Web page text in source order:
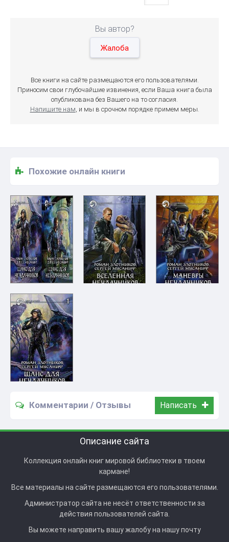
Вы автор?
Жалоба
Все книги на сайте размещаются его пользователями.
Приносим свои глубочайшие извинения, если Ваша книга была
опубликована без Вашего на то согласия.
Напишите нам, и мы в срочном порядке примем меры.
Похожие онлайн книги
Комментарии / Отзывы Написать
Описание сайта
Коллекция онлайн книг мировой библиотеки в твоем
кармане!
Все материалы на сайте размещаются его пользователями.
Администратор сайта не несёт ответственности за
действия пользователей сайта.
Вы можете направить вашу жалобу на нашу почту